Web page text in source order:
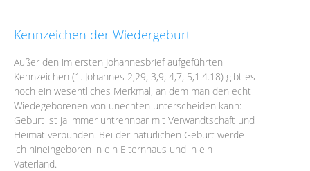
Kennzeichen der Wiedergeburt
Außer den im ersten Johannesbrief aufgeführten
Kennzeichen (1. Johannes 2,29; 3,9; 4,7; 5,1.4.18) gibt es
noch ein wesentliches Merkmal, an dem man den echt
Wiedegeborenen von unechten unterscheiden kann:
Geburt ist ja immer untrennbar mit Verwandtschaft und
Heimat verbunden. Bei der natürlichen Geburt werde
ich hineingeboren in ein Elternhaus und in ein
Vaterland.